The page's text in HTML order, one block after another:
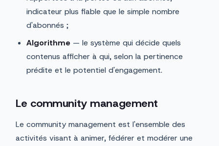
indicateur plus fiable que le simple nombre
d'abonnés ;
Algorithme — le système qui décide quels
contenus afficher à qui, selon la pertinence
prédite et le potentiel d'engagement.
Le community management
Le community management est l'ensemble des
activités visant à animer, fédérer et modérer une